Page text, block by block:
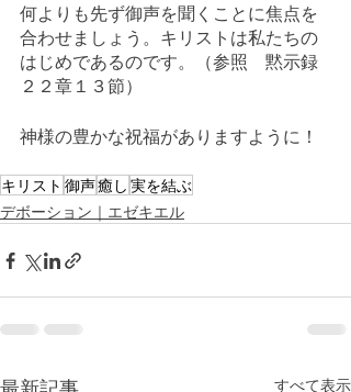
何よりも先ず御声を聞くことに焦点を
合わせましょう。キリストは私たちの
はじめであるのです。（参照　黙示録
２２章１３節）
神様の豊かな祝福がありますように！
キリスト 御声癒し 実を結ぶ
デボーション｜エゼキエル
すべて表示